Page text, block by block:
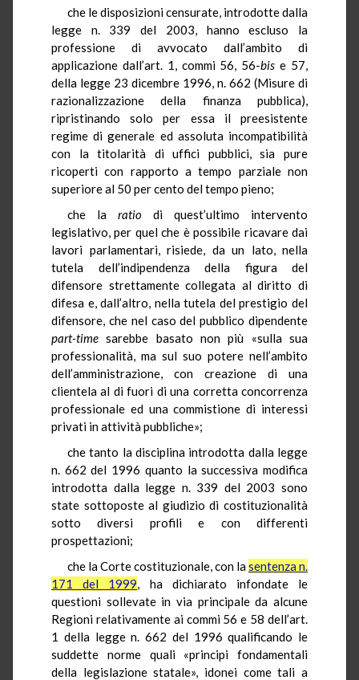
che le disposizioni censurate, introdotte dalla
legge n. 339 del 2003, hanno escluso la
professione di avvocato dall’ambito di
applicazione dall’art. 1, commi 56, 56-bise 57,
della legge 23 dicembre 1996, n. 662 (Misure di
razionalizzazione della finanza pubblica),
ripristinando solo per essa il preesistente
regime di generale ed assoluta incompatibilità
con la titolarità di uffici pubblici, sia pure
ricoperti con rapporto a tempo parziale non
superiore al 50 per cento del tempo pieno;
che la ratio di quest’ultimo intervento
legislativo, per quel che è possibile ricavare dai
lavori parlamentari, risiede, da un lato, nella
tutela dell’indipendenza della figura del
difensore strettamente collegata al diritto di
difesa e, dall’altro, nella tutela del prestigio del
difensore, che nel caso del pubblico dipendente
part-time sarebbe basato non più «sulla sua
professionalità, ma sul suo potere nell’ambito
dell’amministrazione, con creazione di una
clientela al di fuori di una corretta concorrenza
professionale ed una commistione di interessi
privati in attività pubbliche»;
che tanto la disciplina introdotta dalla legge
n. 662 del 1996 quanto la successiva modifica
introdotta dalla legge n. 339 del 2003 sono
state sottoposte al giudizio di costituzionalità
sotto diversi profili e con differenti
prospettazioni;
che la Corte costituzionale, con lasentenza n.
171 del 1999, ha dichiarato infondate le
questioni sollevate in via principale da alcune
Regioni relativamente ai commi 56 e 58 dell’art.
1 della legge n. 662 del 1996 qualificando le
suddette norme quali «principi fondamentali
della legislazione statale», idonei come tali a